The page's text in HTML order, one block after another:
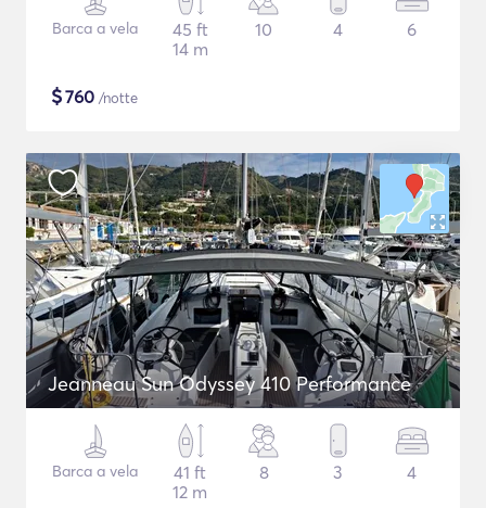
Barca a vela
45 ft
14 m
10 4 6
$760 /notte
Jeanneau Sun Odyssey 410 Performance
Barca a vela
41 ft
12 m
8 3 4